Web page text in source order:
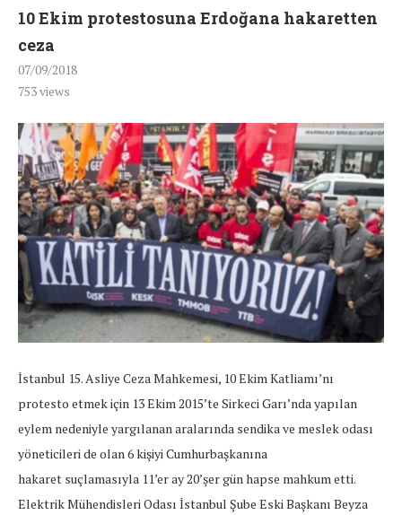
10 Ekim protestosuna Erdoğana hakaretten
ceza
07/09/2018
753views
İstanbul 15. Asliye Ceza Mahkemesi, 10 Ekim Katliamı’nı
protesto etmek için 13 Ekim 2015’te Sirkeci Garı’nda yapılan
eylem nedeniyle yargılanan aralarında sendika ve meslek odası
yöneticileri de olan 6 kişiyi Cumhurbaşkanına
hakaret suçlamasıyla 11’er ay 20’şer gün hapse mahkum etti.
Elektrik Mühendisleri Odası İstanbul Şube Eski Başkanı Beyza